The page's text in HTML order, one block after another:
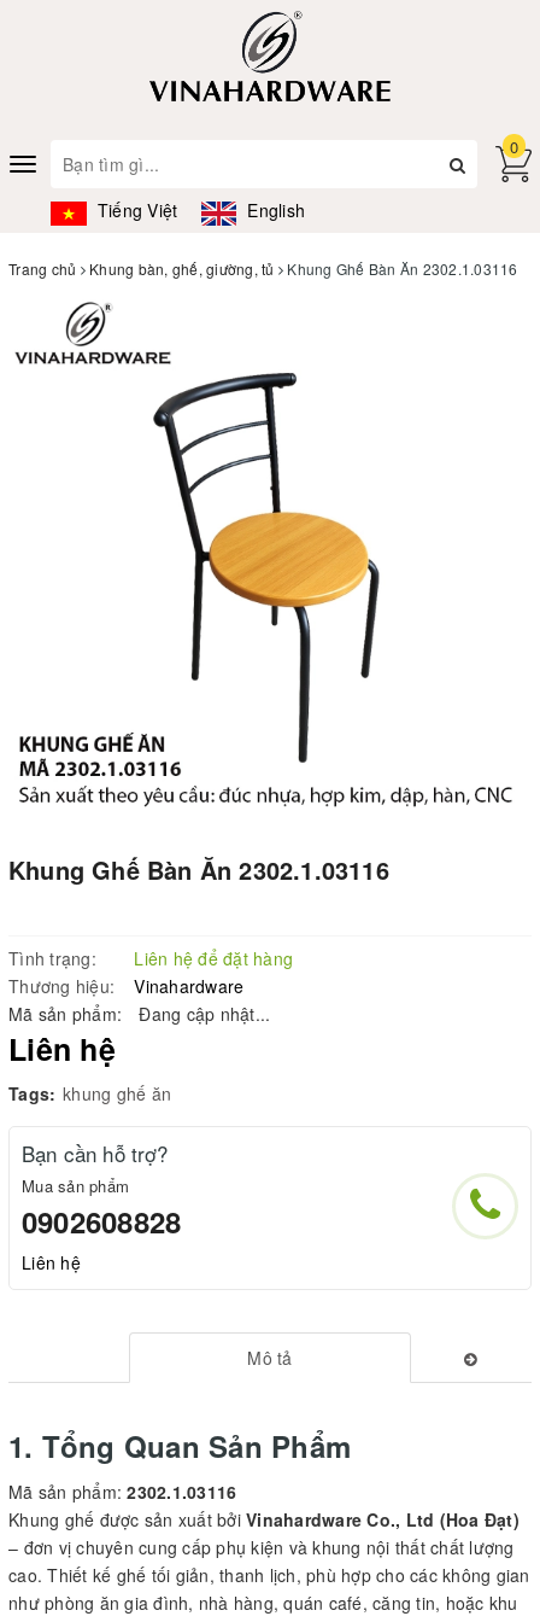
Toggle
navigation
Tiếng Việt English
0
Trang chủ Khung bàn, ghế, giường, tủ Khung Ghế Bàn Ăn 2302.1.03116
Khung Ghế Bàn Ăn 2302.1.03116
Tình trạng:
Liên hệ để đặt hàng
Thương hiệu:
Vinahardware
Mã sản phẩm:
Đang cập nhật...
Liên hệ
Tags: khung ghế ăn
Bạn cần hỗ trợ?
Mua sản phẩm
0902608828
Liên hệ
Mô tả
1. Tổng Quan Sản Phẩm
Mã sản phẩm:2302.1.03116
Khung ghế được sản xuất bởi Vinahardware Co., Ltd (Hoa Đạt)
– đơn vị chuyên cung cấp phụ kiện và khung nội thất chất lượng
cao. Thiết kế ghế tối giản, thanh lịch, phù hợp cho các không gian
như phòng ăn gia đình, nhà hàng, quán café, căng tin, hoặc khu